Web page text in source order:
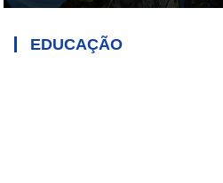
EDUCAÇÃO